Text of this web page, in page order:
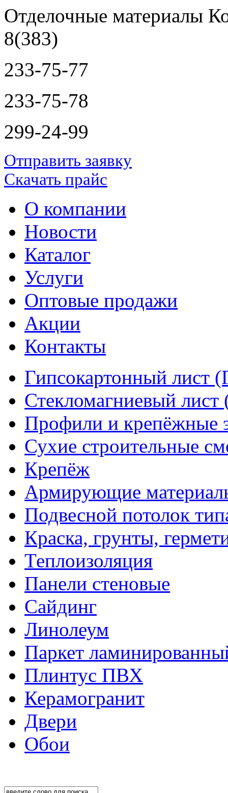
Отделочные материалы
8(383)
233-75-77
233-75-78
299-24-99
Отправить заявку
Скачать прайс
О компании
Новости
Каталог
Услуги
Оптовые продажи
Акции
Контакты
Гипсокартонный лист
Стекломагниевый
Профили и
Сухие строительные
Крепёж
Армирующие
Подвесной потолок
Краска, грунты,
Теплоизоляция
Панели стеновые
Сайдинг
Линолеум
Паркет
Плинтус ПВХ
Керамогранит
Двери
Обои